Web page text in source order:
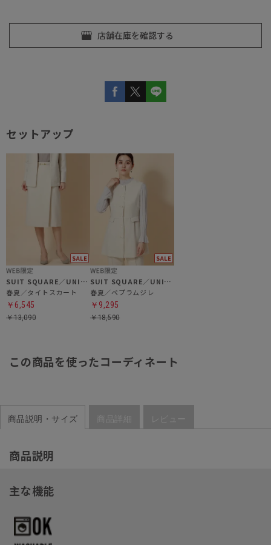
セットアップ
SUIT SQUARE／UNIVERSAL LANGUAGE／WHITE
春夏／タイトスカート
￥6,545
￥13,090
SUIT SQUARE／UNIVERSAL LANGUAGE／WHITE
春夏／ペプラムジレ
￥9,295
￥18,590
この商品を使ったコーディネート
商品説明・サイズ 商品詳細 レビュー
商品説明
主な機能